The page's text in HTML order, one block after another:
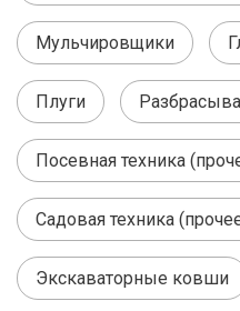
Мульчировщики
Плуги
Посевная техника
Садовая техника
Экскаваторные ковши